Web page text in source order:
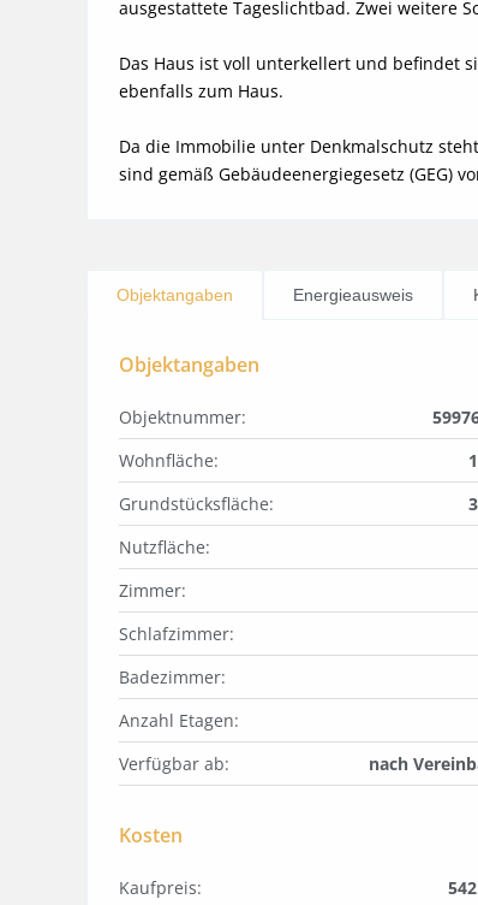
ausgestattete Tageslichtbad. Zwei weitere
Das Haus ist voll unterkellert und befindet
ebenfalls zum Haus.
Da die Immobilie unter Denkmalschutz
sind gemäß Gebäudeenergiegesetz (GEG)
Objektangaben Energieausweis
Objektangaben
Objektnummer:
Wohnfläche:
Grundstücksfläche:
Nutzfläche:
Zimmer:
Schlafzimmer:
Badezimmer:
Anzahl Etagen:
Verfügbar ab:
nach
Kosten
Kaufpreis: